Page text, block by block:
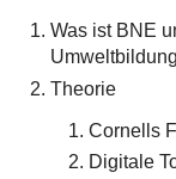
Was ist BNE
Theorie
Cornells
Digitale